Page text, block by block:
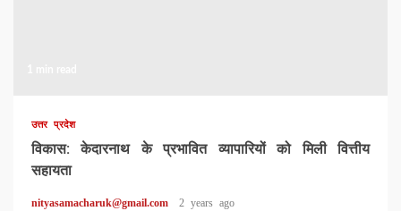
उत्तर प्रदेश
विकास: केदारनाथ के प्रभावित व्यापारियों को मिली वित्तीय
सहायता
nityasamacharuk@gmail.com 2 years ago